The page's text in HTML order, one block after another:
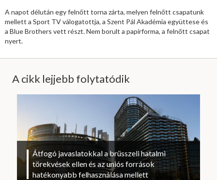
A napot délután egy felnőtt torna zárta, melyen felnőtt csapatunk
mellett a Sport TV válogatottja, a Szent Pál Akadémia együttese és
a Blue Brothers vett részt. Nem borult a papírforma, a felnőtt csapat
nyert.
A cikk lejjebb folytatódik
Átfogó javaslatokkal a brüsszeli hatalmi
törekvések ellen és az uniós források
hatékonyabb felhasználása mellett